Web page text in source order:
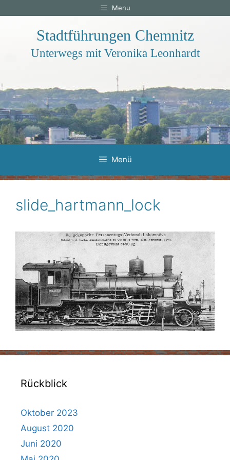
Inhalt
Menu
Stadtführungen Chemnitz
Unterwegs mit Veronika Leonhardt
Menü
slide_hartmann_lock
Rückblick
Oktober 2023
August 2020
Juni 2020